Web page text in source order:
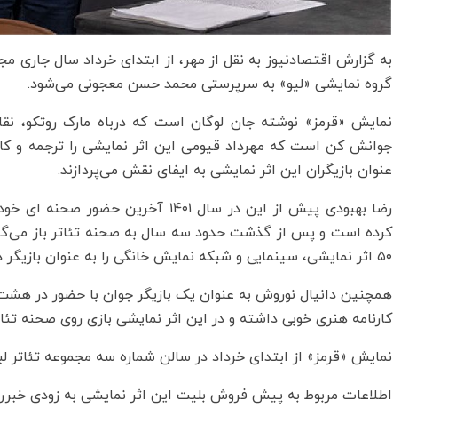
به گزارش اقتصادنیوز به نقل از مهر،‌ از ابتدای خرداد سال جاری
گروه نمایشی «لیو» به سرپرستی محمد حسن معجونی می‌شود.
نمایش «قرمز» نوشته جان لوگان است که درباه مارک روتکو،
جوانش کن است که مهرداد قیومی این اثر نمایشی را ترجمه و
عنوان بازیگران این اثر نمایشی به ایفای نقش می‌پردازند.
رضا بهبودی پیش از این در سال ۱۴۰۱
کرده است و پس از گذشت حدود سه سال به صحنه تئاتر باز
۵۰ اثر نمایشی، سینمایی و شبکه نمایش خانگی را به عنوان بازیگر در کارنامه هنری خود ثبت نموده است.
همچنین دانیال نوروش به عنوان یک بازیگر جوان با حضور در
کارنامه هنری خوبی داشته و در این اثر نمایشی بازی روی صحنه
نمایش «قرمز» از ابتدای خرداد در سالن شماره سه مجموعه تئاتر
اطلاعات مربوط به پیش فروش بلیت این اثر نمایشی به زودی